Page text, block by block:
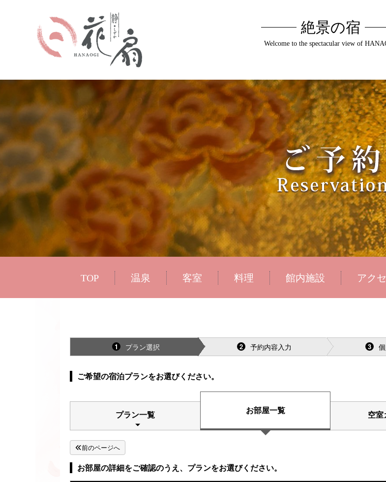
絶景の宿
Welcome to the spectacular view of
TOP 温泉 客室 料理 館内施設 アク
1 プラン選択 2 予約内容入力 3
ご希望の宿泊プランをお選びください。
プラン一覧 お部屋一覧 空
前のページへ
お部屋の詳細をご確認のうえ、プランをお選びください。